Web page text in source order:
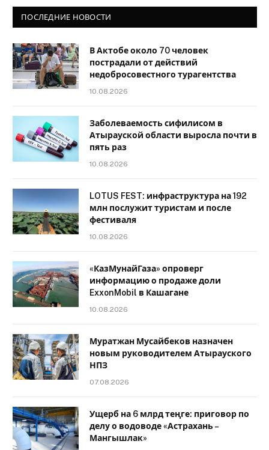
ПОСЛЕДНИЕ НОВОСТИ
В Актобе около 70 человек
пострадали от действий
недобросовестного турагентства
10.08.2026
Заболеваемость сифилисом в
Атырауской области выросла почти в
пять раз
10.08.2026
LOTUS FEST: инфраструктура на 192
млн послужит туристам и после
фестиваля
10.08.2026
«КазМунайГаза» опроверг
информацию о продаже доли
ExxonMobil в Кашагане
10.08.2026
Муратжан Мусайбеков назначен
новым руководителем Атырауского
НПЗ
07.08.2026
Ущерб на 6 млрд теңге: приговор по
делу о водоводе «Астрахань –
Мангышлак»